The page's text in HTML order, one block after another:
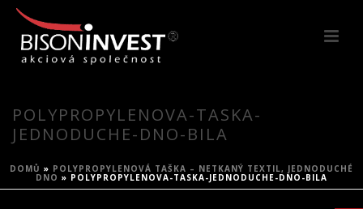
POLYPROPYLENOVA-TASKA-
JEDNODUCHE-DNO-BILA
DOMŮ » POLYPROPYLENOVÁ TAŠKA – NETKANÝ TEXTIL, JEDNODUCHÉ
DNO » POLYPROPYLENOVA-TASKA-JEDNODUCHE-DNO-BILA